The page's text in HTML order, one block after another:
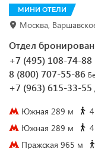
МИНИ ОТЕЛИ
Москва,
Отдел
+7 (495) 108-74-88
8 (800) 707-55-86
+7 (963) 615-33-55
Южная 289 м
Южная 289 м
Пражская 965 м